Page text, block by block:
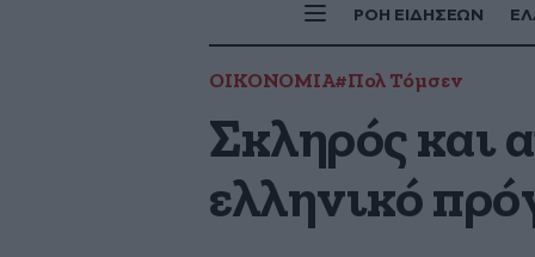
ΡΟΗ ΕΙΔΗΣΕΩΝ
ΟΙΚΟΝΟΜΙΑ#Πολ Τόμσεν
Σκληρός και
ελληνικό